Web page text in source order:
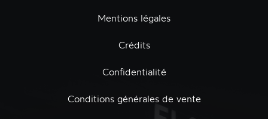
Mentions légales
Crédits
Confidentialité
Conditions générales de vente